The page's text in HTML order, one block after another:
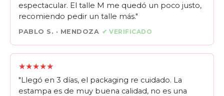
espectacular. El talle M me quedó un poco justo,
recomiendo pedir un talle más."
PABLO S. · MENDOZA ✔ VERIFICADO
★★★★★
"Llegó en 3 días, el packaging re cuidado. La
estampa es de muy buena calidad, no es una